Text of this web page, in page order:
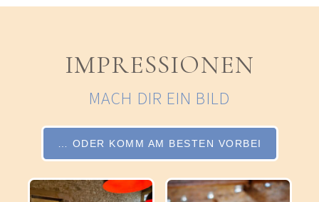
IMPRESSIONEN
MACH DIR EIN BILD
… ODER KOMM AM BESTEN VORBEI